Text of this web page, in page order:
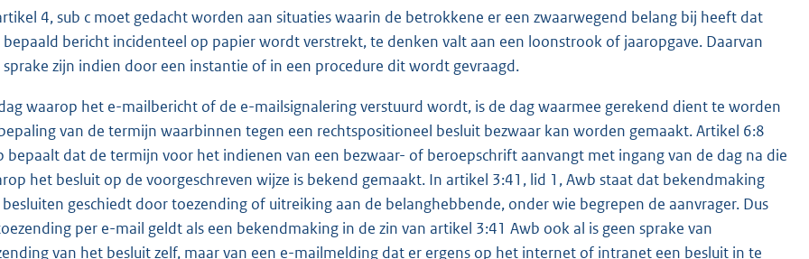
4, sub c moet gedacht worden aan situaties waarin de betrokkene er een zwaarwegend belang bij heeft dat
bepaald bericht incidenteel op papier wordt verstrekt, te denken valt aan een loonstrook of jaaropgave. Daarvan
sprake zijn indien door een instantie of in een procedure dit wordt gevraagd.
waarop het e-mailbericht of de e-mailsignalering verstuurd wordt, is de dag waarmee gerekend dient te worden
van de termijn waarbinnen tegen een rechtspositioneel besluit bezwaar kan worden gemaakt. Artikel 6:8
bepaalt dat de termijn voor het indienen van een bezwaar- of beroepschrift aanvangt met ingang van de dag na die
het besluit op de voorgeschreven wijze is bekend gemaakt. In artikel 3:41, lid 1, Awb staat dat bekendmaking
geschiedt door toezending of uitreiking aan de belanghebbende, onder wie begrepen de aanvrager. Dus
per e-mail geldt als een bekendmaking in de zin van artikel 3:41 Awb ook al is geen sprake van
van het besluit zelf, maar van een e-mailmelding dat er ergens op het internet of intranet een besluit in te